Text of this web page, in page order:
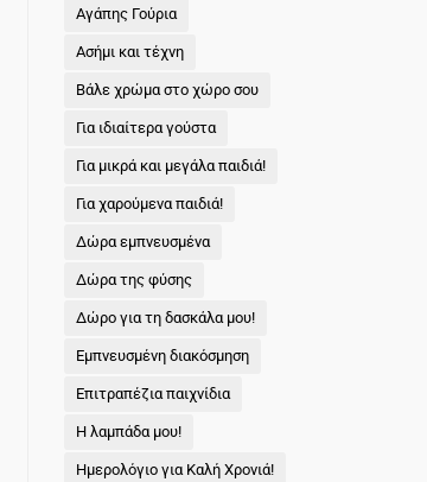
Χριστούγεννα;
γίνεται!
Αγάπης Γούρια
Ασήμι και τέχνη
Βάλε χρώμα στο χώρο σου
Για ιδιαίτερα γούστα
Για μικρά και μεγάλα παιδιά!
Για χαρούμενα παιδιά!
Δώρα εμπνευσμένα
Δώρα της φύσης
Δώρο για τη δασκάλα μου!
Εμπνευσμένη διακόσμηση
Επιτραπέζια παιχνίδια
Η λαμπάδα μου!
Ημερολόγιο για Καλή Χρονιά!